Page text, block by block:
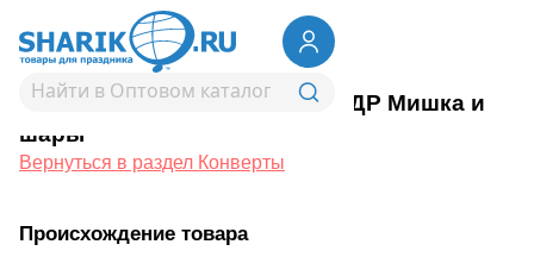
денег С ДР Мишка и шары
1509-1049Конверт д/денег С ДР Мишка и
шары
Вернуться в раздел Конверты
Происхождение товара